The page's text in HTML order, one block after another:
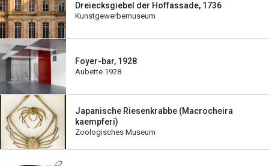
Dreiecksgiebel der Hoffassade, 1736
Kunstgewerbemuseum
Foyer-bar, 1928
Aubette 1928
Japanische Riesenkrabbe (Macrocheira
kaempferi)
Zoologisches Museum